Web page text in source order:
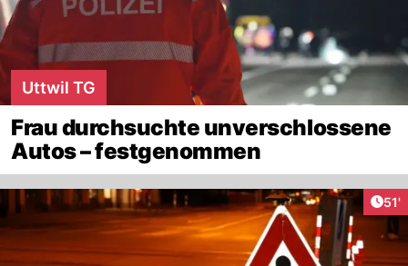
Uttwil TG
Frau durchsuchte unverschlossene
Autos – festgenommen
51'